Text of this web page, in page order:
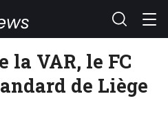
la VAR, le FC
de Liège